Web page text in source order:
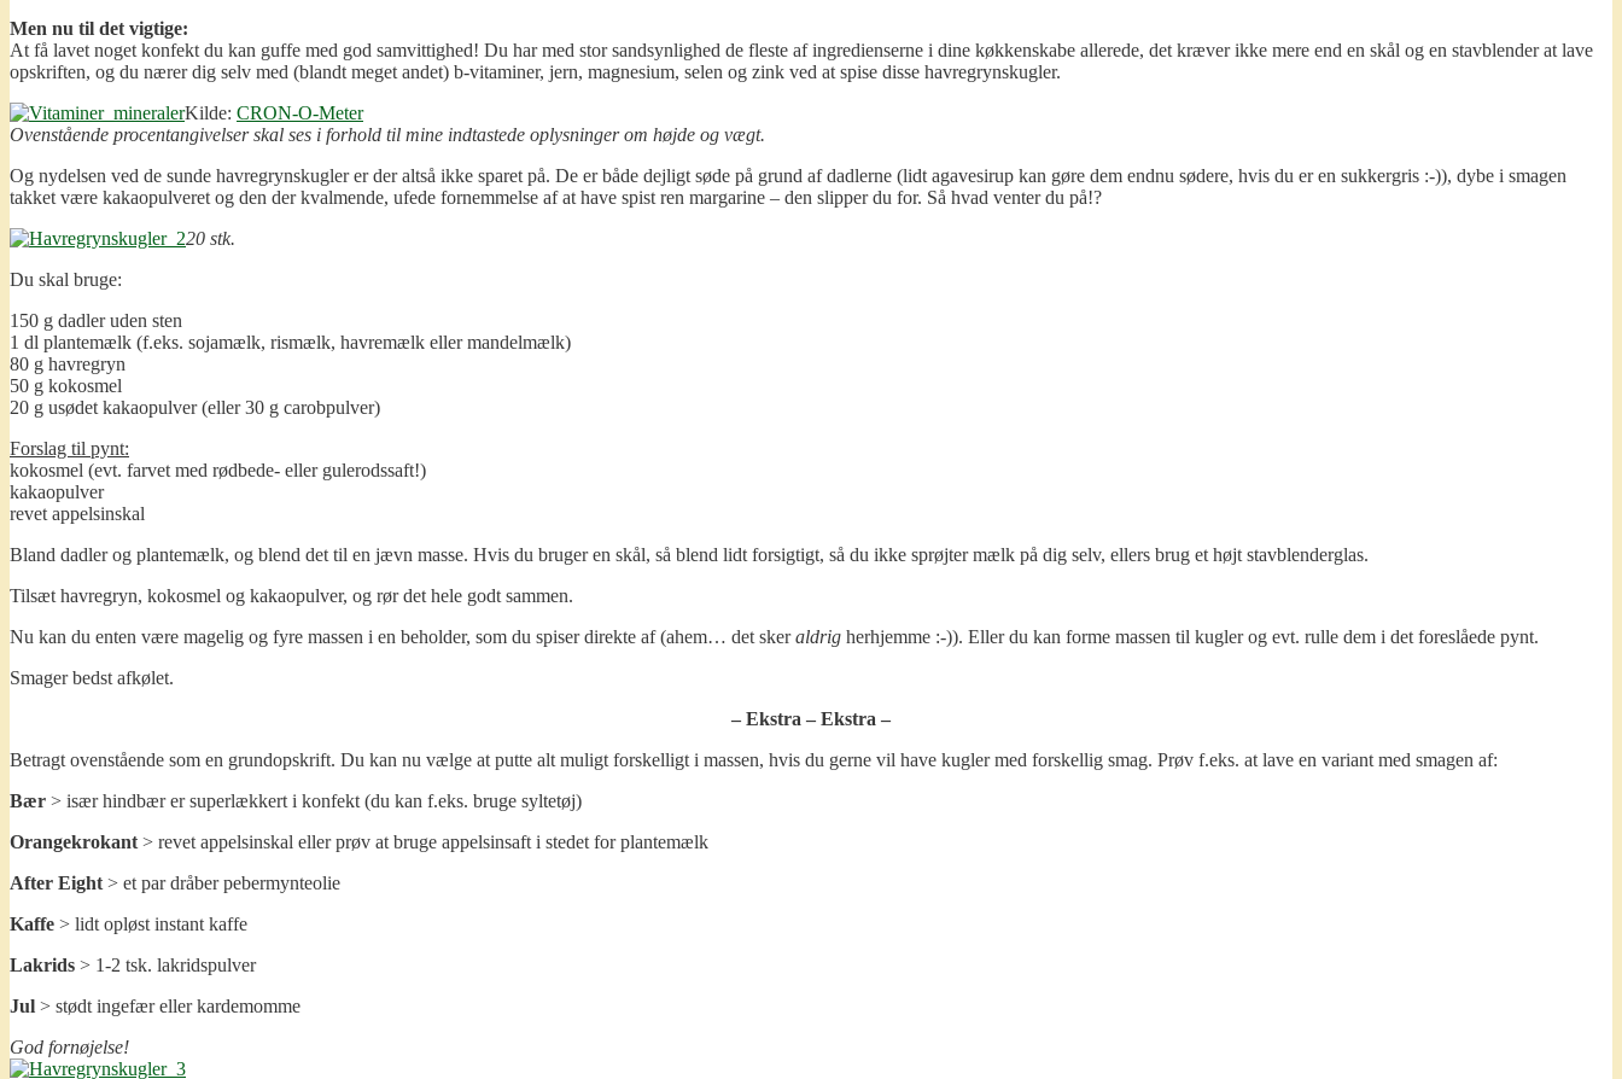
Men nu til det vigtige:
At få lavet noget konfekt du kan guffe med god samvittighed! Du har med stor sandsynlighed de fleste af ingredienserne i dine køkkenskabe allerede, det kræver ikke mere end en skål og en stavblender at lave
opskriften, og du nærer dig selv med (blandt meget andet) b-vitaminer, jern, magnesium, selen og zink ved at spise disse havregrynskugler.
Kilde: CRON-O-Meter
Ovenstående procentangivelser skal ses i forhold til mine indtastede oplysninger om højde og vægt.
Og nydelsen ved de sunde havregrynskugler er der altså ikke sparet på. De er både dejligt søde på grund af dadlerne (lidt agavesirup kan gøre dem endnu sødere, hvis du er en sukkergris :-)), dybe i smagen
takket være kakaopulveret og den der kvalmende, ufede fornemmelse af at have spist ren margarine – den slipper du for. Så hvad venter du på!?
20 stk.
Du skal bruge:
150 g dadler uden sten
1 dl plantemælk (f.eks. sojamælk, rismælk, havremælk eller mandelmælk)
80 g havregryn
50 g kokosmel
20 g usødet kakaopulver (eller 30 g carobpulver)
Forslag til pynt:
kokosmel (evt. farvet med rødbede- eller gulerodssaft!)
kakaopulver
revet appelsinskal
Bland dadler og plantemælk, og blend det til en jævn masse. Hvis du bruger en skål, så blend lidt forsigtigt, så du ikke sprøjter mælk på dig selv, ellers brug et højt stavblenderglas.
Tilsæt havregryn, kokosmel og kakaopulver, og rør det hele godt sammen.
Nu kan du enten være magelig og fyre massen i en beholder, som du spiser direkte af (ahem… det skeraldrig herhjemme :-)). Eller du kan forme massen til kugler og evt. rulle dem i det foreslåede pynt.
Smager bedst afkølet.
– Ekstra – Ekstra –
Betragt ovenstående som en grundopskrift. Du kan nu vælge at putte alt muligt forskelligt i massen, hvis du gerne vil have kugler med forskellig smag. Prøv f.eks. at lave en variant med smagen af:
Bær > især hindbær er superlækkert i konfekt (du kan f.eks. bruge syltetøj)
Orangekrokant > revet appelsinskal eller prøv at bruge appelsinsaft i stedet for plantemælk
After Eight > et par dråber pebermynteolie
Kaffe > lidt opløst instant kaffe
Lakrids > 1-2 tsk. lakridspulver
Jul > stødt ingefær eller kardemomme
God fornøjelse!